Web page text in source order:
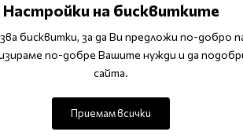
внимателно повърхността на
(2 минути) или LED лампа (30-60
Настройки на бисквитките
бисквитки, за да Ви предложи по-добро
по-добре Вашите нужди и да
сайта.
Приемам всички